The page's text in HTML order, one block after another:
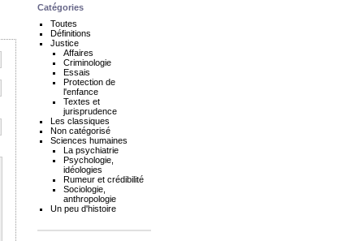
Catégories
Toutes
Définitions
Justice
Affaires
Criminologie
Essais
Protection de
l'enfance
Textes et
jurisprudence
Les classiques
Non catégorisé
Sciences humaines
La psychiatrie
Psychologie,
idéologies
Rumeur et crédibilité
Sociologie,
anthropologie
Un peu d'histoire